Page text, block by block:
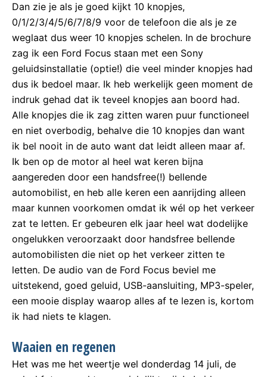
Dan zie je als je goed kijkt 10 knopjes,
0/1/2/3/4/5/6/7/8/9 voor de telefoon die als je ze
weglaat dus weer 10 knopjes schelen. In de brochure
zag ik een Ford Focus staan met een Sony
geluidsinstallatie (optie!) die veel minder knopjes had
dus ik bedoel maar. Ik heb werkelijk geen moment de
indruk gehad dat ik teveel knopjes aan boord had.
Alle knopjes die ik zag zitten waren puur functioneel
en niet overbodig, behalve die 10 knopjes dan want
ik bel nooit in de auto want dat leidt alleen maar af.
Ik ben op de motor al heel wat keren bijna
aangereden door een handsfree(!) bellende
automobilist, en heb alle keren een aanrijding alleen
maar kunnen voorkomen omdat ik wél op het verkeer
zat te letten. Er gebeuren elk jaar heel wat dodelijke
ongelukken veroorzaakt door handsfree bellende
automobilisten die niet op het verkeer zitten te
letten. De audio van de Ford Focus beviel me
uitstekend, goed geluid, USB-aansluiting, MP3-speler,
een mooie display waarop alles af te lezen is, kortom
ik had niets te klagen.
Waaien en regenen
Het was me het weertje wel donderdag 14 juli, de